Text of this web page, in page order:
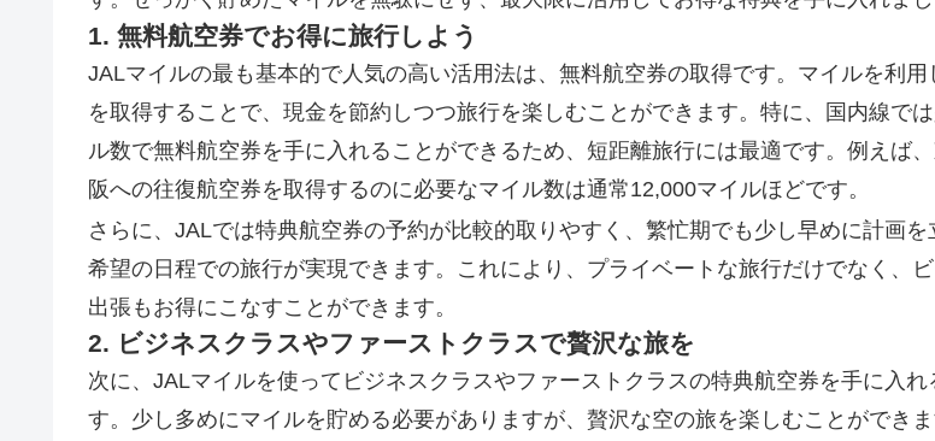
1. 無料航空券でお得に旅行しよう
JALマイルの最も基本的で人気の高い活用法は、無料航空券の取得です。マイルを利用
を取得することで、現金を節約しつつ旅行を楽しむことができます。特に、国内線で
ル数で無料航空券を手に入れることができるため、短距離旅行には最適です。例えば
阪への往復航空券を取得するのに必要なマイル数は通常12,000マイルほどです。
さらに、JALでは特典航空券の予約が比較的取りやすく、繁忙期でも少し早めに計画を
希望の日程での旅行が実現できます。これにより、プライベートな旅行だけでなく、
出張もお得にこなすことができます。
2. ビジネスクラスやファーストクラスで贅沢な旅を
次に、JALマイルを使ってビジネスクラスやファーストクラスの特典航空券を手に入れ
す。少し多めにマイルを貯める必要がありますが、贅沢な空の旅を楽しむことができま